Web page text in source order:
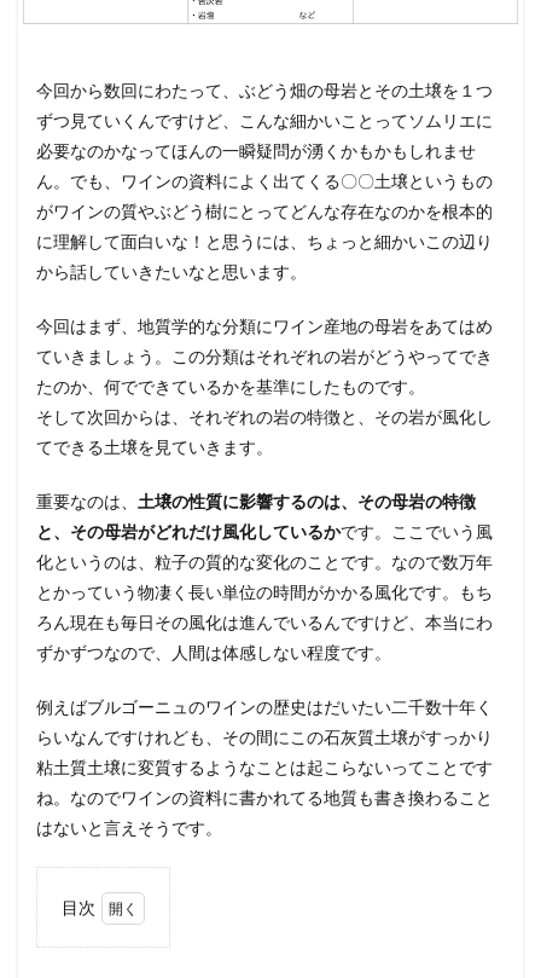
今回から数回にわたって、ぶどう畑の母岩とその土壌を１つ
ずつ見ていくんですけど、こんな細かいことってソムリエに
必要なのかなってほんの一瞬疑問が湧くかもかもしれませ
ん。でも、ワインの資料によく出てくる〇〇土壌というもの
がワインの質やぶどう樹にとってどんな存在なのかを根本的
に理解して面白いな！と思うには、ちょっと細かいこの辺り
から話していきたいなと思います。
今回はまず、地質学的な分類にワイン産地の母岩をあてはめ
ていきましょう。この分類はそれぞれの岩がどうやってでき
たのか、何でできているかを基準にしたものです。
そして次回からは、それぞれの岩の特徴と、その岩が風化し
てできる土壌を見ていきます。
重要なのは、 土壌の性質に影響するのは、その母岩の特徴
と、その母岩がどれだけ風化しているかです。ここでいう風
化というのは、粒子の質的な変化のことです。なので数万年
とかっていう物凄く長い単位の時間がかかる風化です。もち
ろん現在も毎日その風化は進んでいるんですけど、本当にわ
ずかずつなので、人間は体感しない程度です。
例えばブルゴーニュのワインの歴史はだいたい二千数十年く
らいなんですけれども、その間にこの石灰質土壌がすっかり
粘土質土壌に変質するようなことは起こらないってことです
ね。なのでワインの資料に書かれてる地質も書き換わること
はないと言えそうです。
目次